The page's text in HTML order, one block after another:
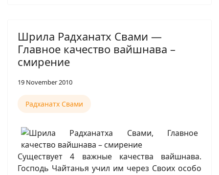
Шрила Радханатх Свами —
Главное качество вайшнава –
смирение
19 November 2010
Радханатх Свами
Существует 4 важные качества вайшнава.
Господь Чайтанья учил им через Своих особо